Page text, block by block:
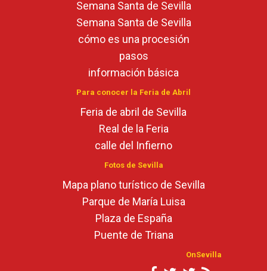
Semana Santa de Sevilla
Semana Santa de Sevilla
cómo es una procesión
pasos
información básica
Para conocer la Feria de Abril
Feria de abril de Sevilla
Real de la Feria
calle del Infierno
Fotos de Sevilla
Mapa plano turístico de Sevilla
Parque de María Luisa
Plaza de España
Puente de Triana
OnSevilla